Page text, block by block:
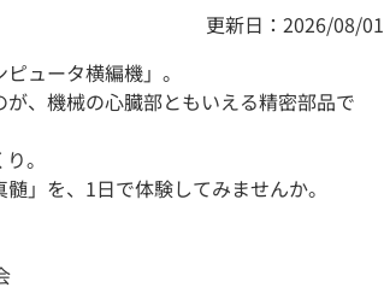
更新日：2026/08/01
ュータ横編機」。
、機械の心臓部ともいえる精密部品で
。
」を、1日で体験してみませんか。